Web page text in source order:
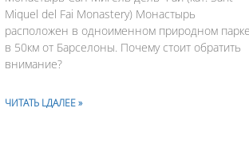
Miquel del Fai Monastery) Монастырь
расположен в одноименном природном парке
в 50км от Барселоны. Почему стоит обратить
внимание?
ЧИТАТЬ LДАЛЕЕ »